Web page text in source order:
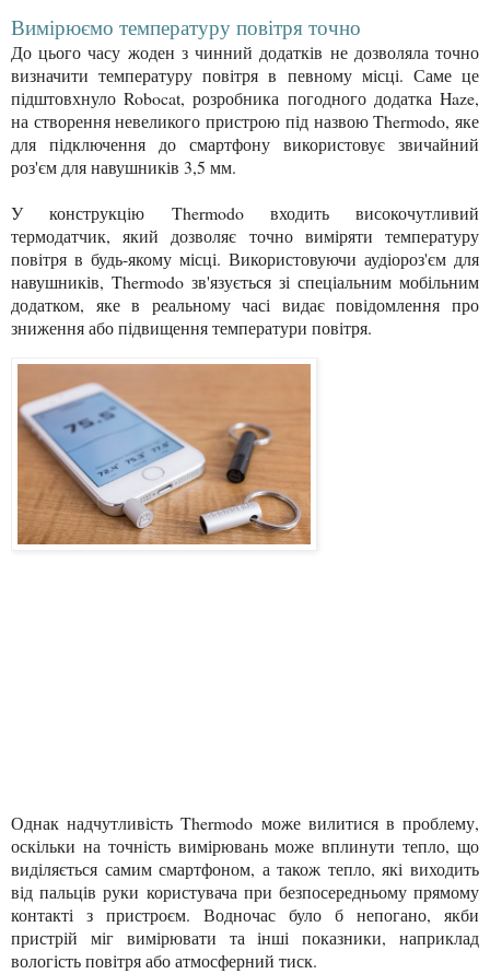
Вимірюємо температуру повітря точно
До цього часу жоден з чинний додатків не дозволяла точно
визначити температуру повітря в певному місці. Саме це
підштовхнуло Robocat, розробника погодного додатка Haze,
на створення невеликого пристрою під назвою Thermodo, яке
для підключення до смартфону використовує звичайний
роз'єм для навушників 3,5 мм.
У конструкцію Thermodo входить високочутливий
термодатчик, який дозволяє точно виміряти температуру
повітря в будь-якому місці. Використовуючи аудіороз'єм для
навушників, Thermodo зв'язується зі спеціальним мобільним
додатком, яке в реальному часі видає повідомлення про
зниження або підвищення температури повітря.
Однак надчутливість Thermodo може вилитися в проблему,
оскільки на точність вимірювань може вплинути тепло, що
виділяється самим смартфоном, а також тепло, які виходить
від пальців руки користувача при безпосередньому прямому
контакті з пристроєм. Водночас було б непогано, якби
пристрій міг вимірювати та інші показники, наприклад
вологість повітря або атмосферний тиск.